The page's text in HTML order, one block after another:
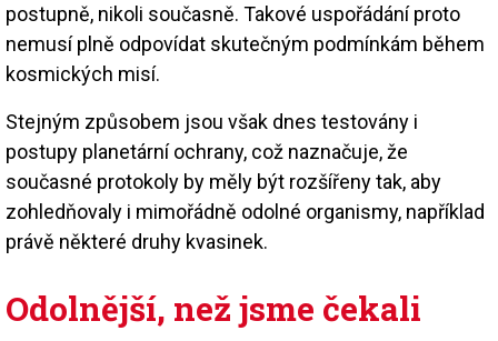
postupně, nikoli současně. Takové uspořádání proto
nemusí plně odpovídat skutečným podmínkám během
kosmických misí.
Stejným způsobem jsou však dnes testovány i
postupy planetární ochrany, což naznačuje, že
současné protokoly by měly být rozšířeny tak, aby
zohledňovaly i mimořádně odolné organismy, například
právě některé druhy kvasinek.
Odolnější, než jsme čekali